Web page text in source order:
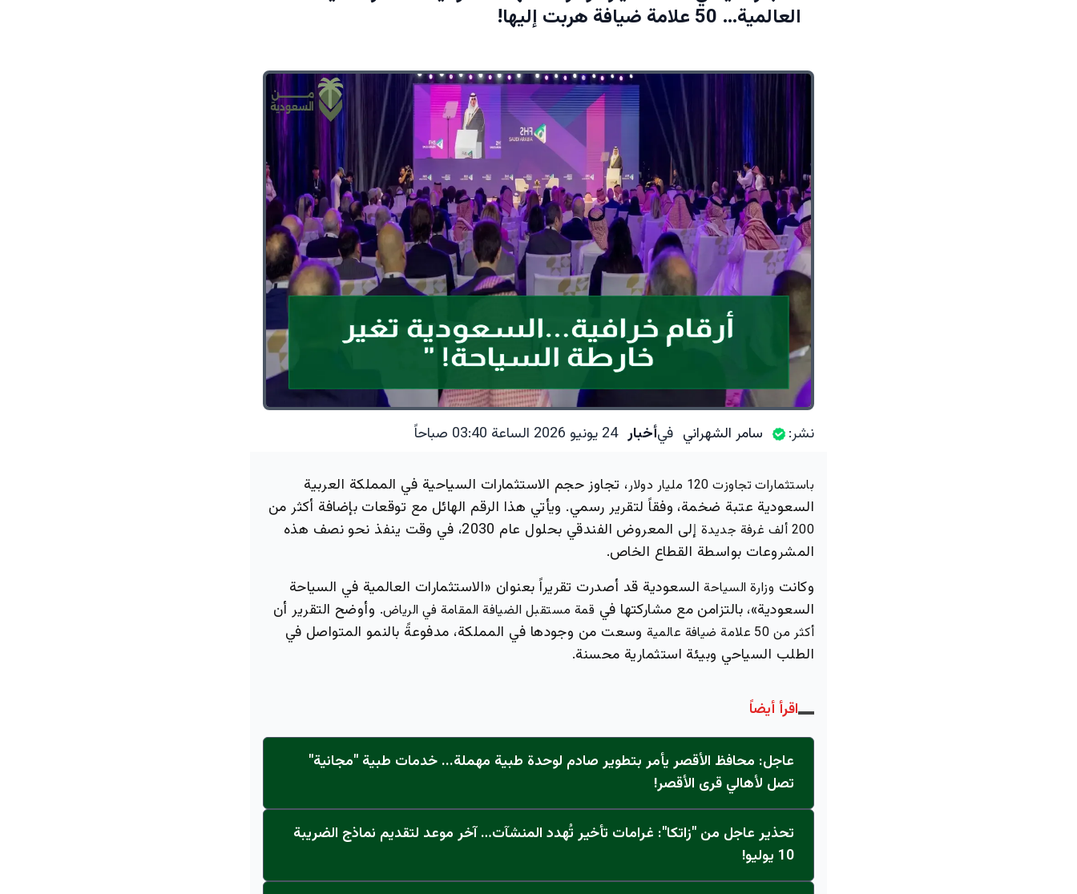
العالمية… 50 علامة ضيافة هربت إليها!
نشر: سامر الشهراني فيأخبار 24 يونيو 2026 الساعة 03:40 صباحاً
باستثمارات تجاوزت 120 مليار دولار
، تجاوز حجم الاستثمارات السياحية في المملكة العربية
السعودية عتبة ضخمة، وفقاً لتقرير رسمي. ويأتي هذا الرقم الهائل مع توقعات بإضافة أكثر من
200 ألف غرفة جديدة
إلى المعروض الفندقي بحلول عام 2030، في وقت ينفذ نحو نصف هذه
المشروعات بواسطة القطاع الخاص.
وكانت وزارة السياحةالسعودية قد أصدرت تقريراً بعنوان «الاستثمارات العالمية في السياحة
السعودية»، بالتزامن مع مشاركتها في قمة مستقبل الضيافة المقامة في الرياض. وأوضح التقرير أن
أكثر من 50 علامة ضيافة عالمية
وسعت من وجودها في المملكة، مدفوعةً بالنمو المتواصل في
الطلب السياحي وبيئة استثمارية محسنة.
اقرأ أيضاً
عاجل: محافظ الأقصر يأمر بتطوير صادم لوحدة طبية مهملة... خدمات طبية "مجانية"
تصل لأهالي قرى الأقصر!
تحذير عاجل من "زاتكا": غرامات تأخير تُهدد المنشآت… آخر موعد لتقديم نماذج الضريبة
10 يوليو!